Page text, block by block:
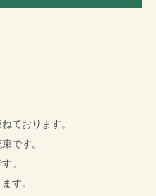
ております。
です。
。
す。